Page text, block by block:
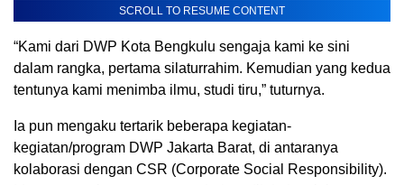
SCROLL TO RESUME CONTENT
“Kami dari DWP Kota Bengkulu sengaja kami ke sini
dalam rangka, pertama silaturrahim. Kemudian yang kedua
tentunya kami menimba ilmu, studi tiru,” tuturnya.
Ia pun mengaku tertarik beberapa kegiatan-
kegiatan/program DWP Jakarta Barat, di antaranya
kolaborasi dengan CSR (Corporate Social Responsibility).